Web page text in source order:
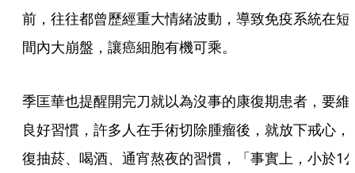
前，往往都曾歷經重大情緒波動，導致免疫系統在短
間內大崩盤，讓癌細胞有機可乘。
季匡華也提醒開完刀就以為沒事的康復期患者，要維
良好習慣，許多人在手術切除腫瘤後，就放下戒心，
復抽菸、喝酒、通宵熬夜的習慣，「事實上，小於1